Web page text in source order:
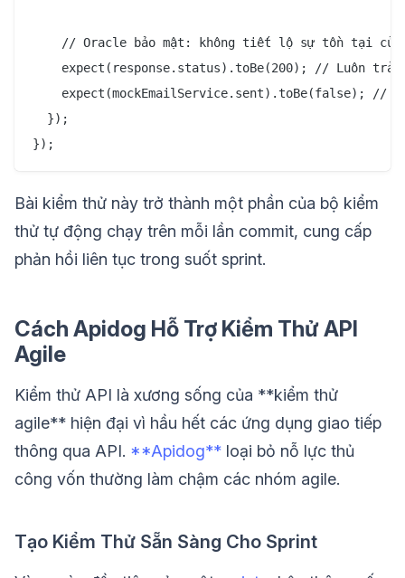
// Oracle bảo mật: không tiết lộ sự tồn tại
expect(response.status).toBe(200); // Luôn trả
expect(mockEmailService.sent).toBe(false); //
  });
Bài kiểm thử này trở thành một phần của bộ kiểm
thử tự động chạy trên mỗi lần commit, cung cấp
phản hồi liên tục trong suốt sprint.
Cách Apidog Hỗ Trợ Kiểm Thử API
Agile
Kiểm thử API là xương sống của **kiểm thử
agile** hiện đại vì hầu hết các ứng dụng giao tiếp
thông qua API. **Apidog** loại bỏ nỗ lực thủ
công vốn thường làm chậm các nhóm agile.
Tạo Kiểm Thử Sẵn Sàng Cho Sprint